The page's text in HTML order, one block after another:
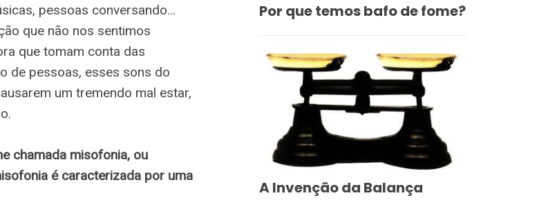
pessoas conversando…
que não nos sentimos
que tomam conta das
de pessoas, esses sons do
um tremendo mal estar,
chamada misofonia, ou
é caracterizada por uma
Por que temos bafo de fome?
A Invenção da Balança